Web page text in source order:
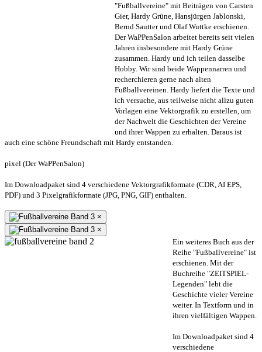
"Fußballvereine" mit Beiträgen von Carsten
Gier, Hardy Grüne, Hansjürgen Jablonski,
Bernd Sautter und Olaf Wuttke erschienen.
Der WaPPenSalon arbeitet bereits seit vielen
Jahren insbesondere mit Hardy Grüne
zusammen. Hardy und ich teilen dasselbe
Hobby. Wir sind beide Wappennarren und
recherchieren gerne nach alten
Fußballvereinen. Hardy liefert die Texte und
ich versuche, aus teilweise nicht allzu guten
Vorlagen eine Vektorgrafik zu erstellen, um
der Nachwelt die Geschichten der Vereine
und ihrer Wappen zu erhalten. Daraus ist
auch eine schöne Freundschaft mit Hardy entstanden.
pixel (Der WaPPenSalon)
Im Downloadpaket sind 4 verschiedene Vektorgrafikformate (CDR, AI EPS,
PDF) und 3 Pixelgrafikformate (JPG, PNG, GIF) enthalten.
×
×
Ein weiteres Buch aus der
Reihe "Fußballvereine" ist
erschienen. Mit der
Buchreihe "ZEITSPIEL-
Legenden" lebt die
Geschichte vieler Vereine
weiter. In Textform und in
ihren vielfältigen Wappen.
Im Downloadpaket sind 4
verschiedene